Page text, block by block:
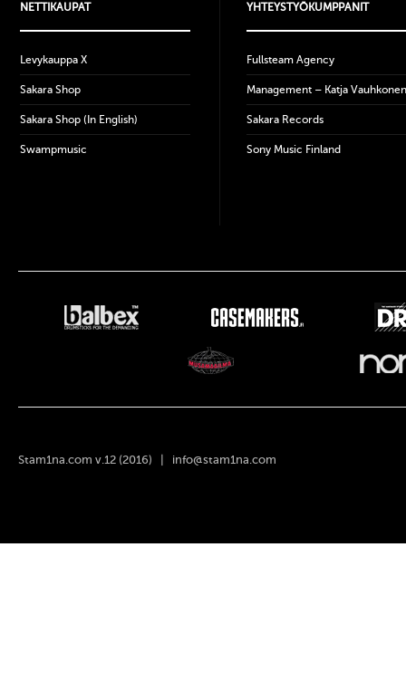
NETTIKAUPAT
Levykauppa X
Sakara Shop
Sakara Shop (In English)
Swampmusic
YHTEYSTYÖKUMPPANIT
Fullsteam Agency
Management – Katja Vauhkonen
Sakara Records
Sony Music Finland
Stam1na.com v.12 (2016) | info@stam1na.com